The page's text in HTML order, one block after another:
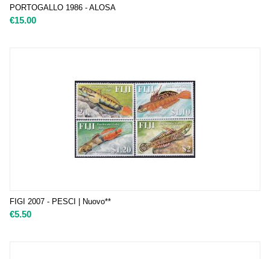
PORTOGALLO 1986 - ALOSA
€15.00
FIGI 2007 - PESCI | Nuovo**
€5.50